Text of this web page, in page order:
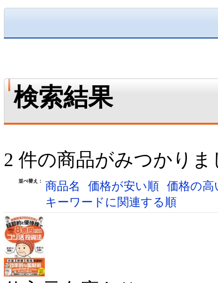
検索結果
2 件の商品がみつかりま
並べ替え： 商品名 価格が安い順 価格の
キーワードに関連する順